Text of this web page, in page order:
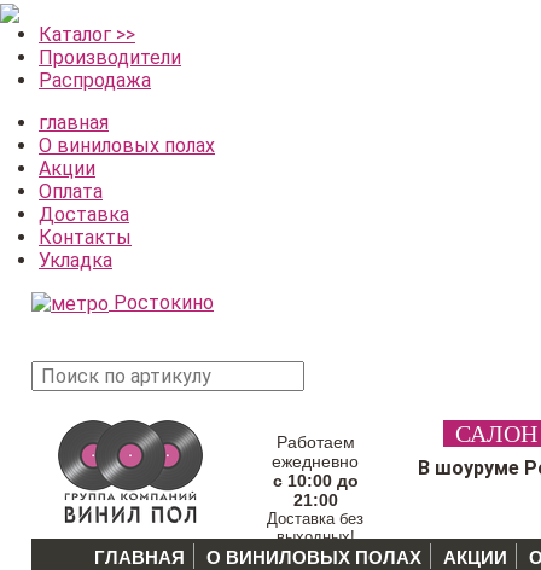
Каталог >>
Производители
Распродажа
главная
О виниловых полах
Акции
Оплата
Доставка
Контакты
Укладка
Ростокино
товара
Работаем
ежедневно
с 10:00 до
21:00
Доставка без
выходных!
В шоуруме
ГЛАВНАЯ О ВИНИЛОВЫХ ПОЛАХ АКЦИИ